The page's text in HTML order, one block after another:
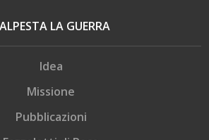
LA GUERRA
Idea
Missione
Pubblicazioni